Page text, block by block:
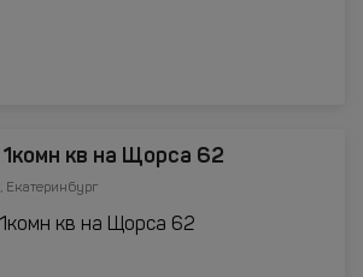
кв на Щорса 62
Екатеринбург